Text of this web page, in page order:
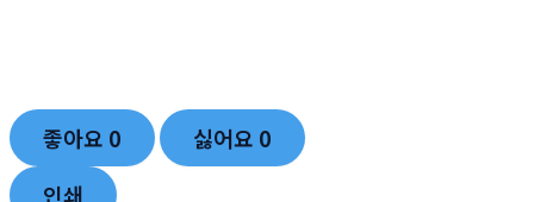
좋아요 0 싫어요 0
인쇄